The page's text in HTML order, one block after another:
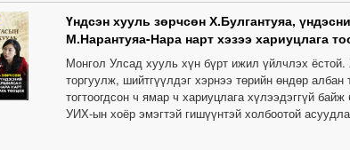
Үндсэн хууль зөрчсөн Х.Булгантуяа,
М.Нарантуяа-Нара нарт хэзээ хариуцлага
Монгол Улсад хууль хүн бүрт ижил үйлчлэх
торгуулж, шийтгүүлдэг хэрнээ төрийн өндөр
тогтоогдсон ч ямар ч хариуцлага хүлээдэггүй
УИХ-ын хоёр эмэгтэй гишүүнтэй холбоотой